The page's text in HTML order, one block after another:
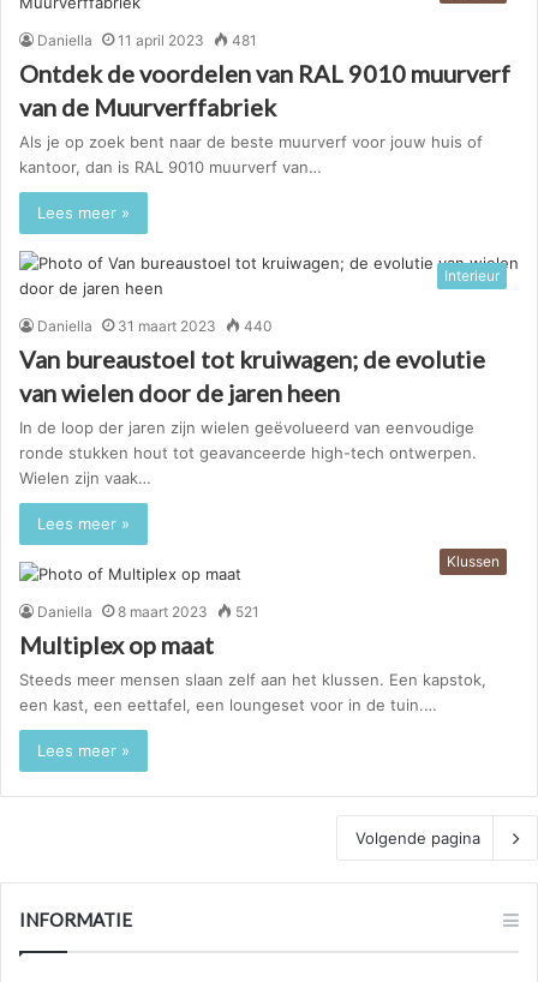
Daniella 11 april 2023 481
Ontdek de voordelen van RAL 9010 muurverf
van de Muurverffabriek
Als je op zoek bent naar de beste muurverf voor jouw huis of
kantoor, dan is RAL 9010 muurverf van…
Lees meer »
Interieur
Daniella 31 maart 2023 440
Van bureaustoel tot kruiwagen; de evolutie
van wielen door de jaren heen
In de loop der jaren zijn wielen geëvolueerd van eenvoudige
ronde stukken hout tot geavanceerde high-tech ontwerpen.
Wielen zijn vaak…
Lees meer »
Klussen
Daniella 8 maart 2023 521
Multiplex op maat
Steeds meer mensen slaan zelf aan het klussen. Een kapstok,
een kast, een eettafel, een loungeset voor in de tuin.…
Lees meer »
Volgende pagina
INFORMATIE